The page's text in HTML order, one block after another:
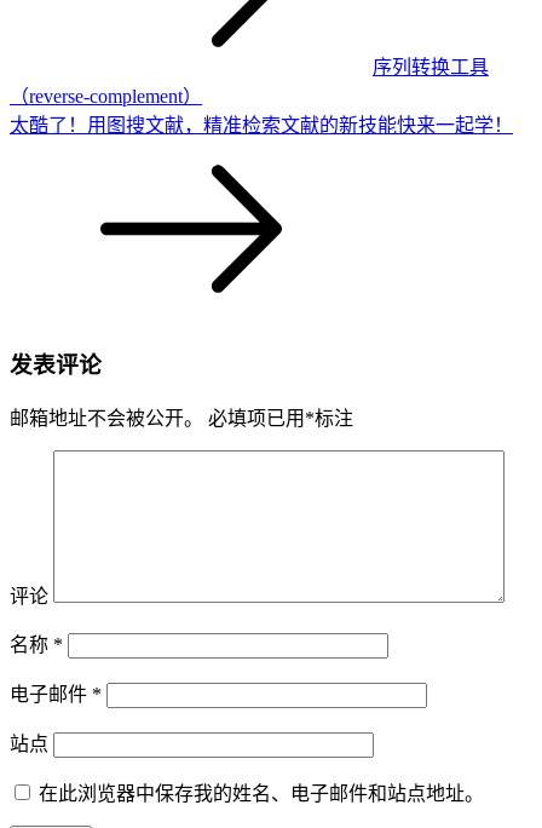
序列转换工具
（reverse-complement）
太酷了！用图搜文献，精准检索文献的新技能快来一起学！
发表评论
邮箱地址不会被公开。 必填项已用 *标注
评论
名称 *
电子邮件 *
站点
在此浏览器中保存我的姓名、电子邮件和站点地址。